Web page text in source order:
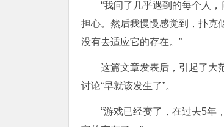
“我问了几乎遇到的每个人
担心。然后我慢慢感觉到，扑克
没有去适应它的存在。”
这篇文章发表后，引起了大
讨论“早就该发生了”。
“游戏已经变了，在过去5年